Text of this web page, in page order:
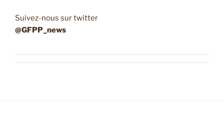
Suivez-nous sur twitter
@GFPP_news